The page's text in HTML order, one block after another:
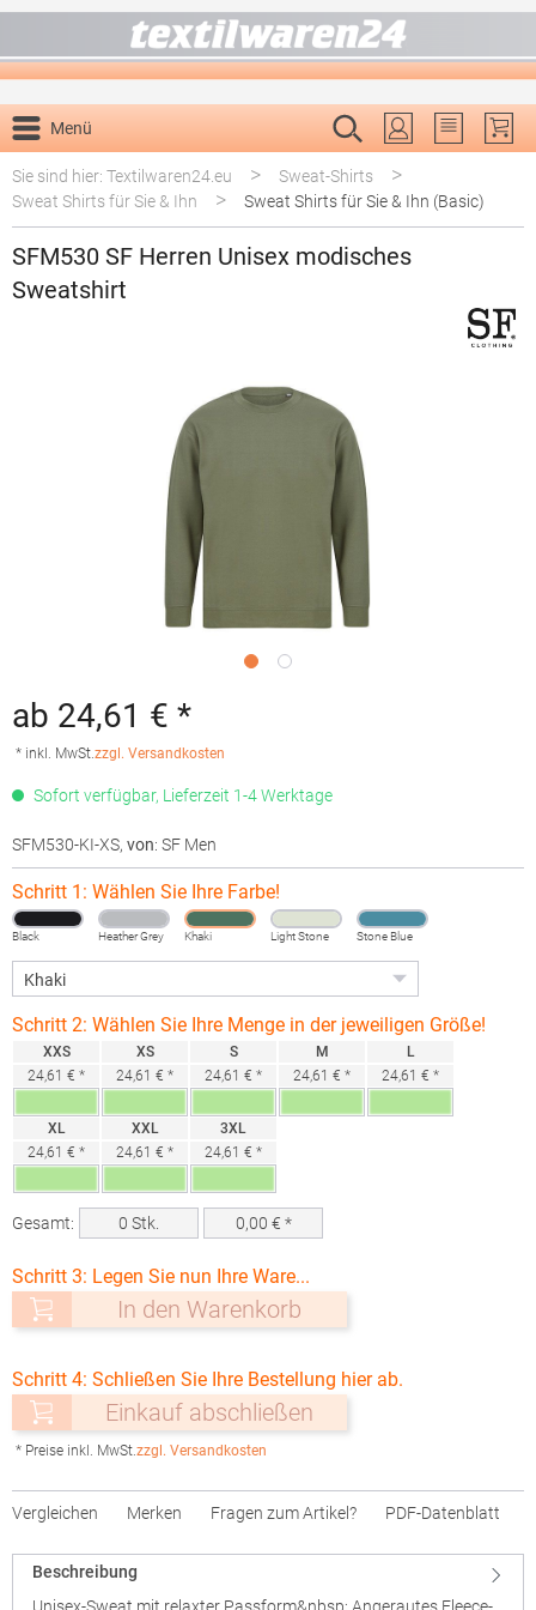
Menü
Du hast 0
Sie sind hier: Textilwaren24.eu
> Sweat-Shirts >
Sweat Shirts für Sie & Ihn > Sweat Shirts für Sie & Ihn (Basic)
SFM530 SF Herren Unisex modisches
Sweatshirt
ab 24,61 € *
* inkl. MwSt.zzgl. Versandkosten
Sofort verfügbar, Lieferzeit 1-4 Werktage
SFM530-KI-XS, von: SF Men
Schritt 1: Wählen Sie Ihre Farbe!
Black Heather Grey Khaki Light Stone Stone Blue
Schritt 2: Wählen Sie Ihre Menge in der jeweiligen Größe!
XXS
24,61 € *
XS
24,61 € *
S
24,61 € *
M
24,61 € *
L
24,61 € *
XL
24,61 € *
XXL
24,61 € *
3XL
24,61 € *
Gesamt: 0 Stk. 0,00 € *
Schritt 3: Legen Sie nun Ihre Ware...
In den Warenkorb
Schritt 4: Schließen Sie Ihre Bestellung hier ab.
Einkauf abschließen
* Preise inkl. MwSt.zzgl. Versandkosten
Vergleichen Merken Fragen zum Artikel? PDF-Datenblatt
Beschreibung